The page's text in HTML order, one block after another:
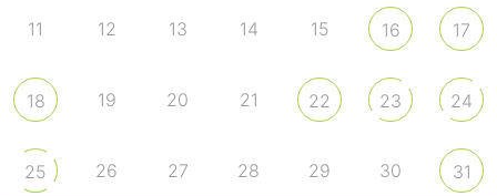
11 12 13 14 15 16 17
18 19 20 21 22 23 24
25 26 27 28 29 30 31